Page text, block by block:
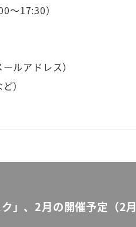
17:30）
ルアドレス）
）
」、2月の開催予定（2月